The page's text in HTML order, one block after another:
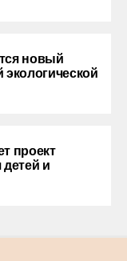
новый
проект
и